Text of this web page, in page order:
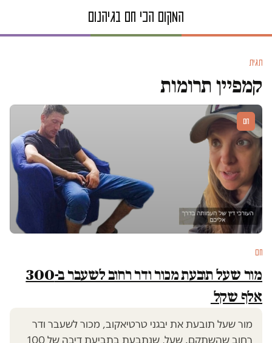
תגית
קמפיין תרומות
חם
חם
מור שעל תובעת מכור ודר רחוב לשעבר ב-300
אלף שקל
מור שעל תובעת את יבגני טרטיאקוב, מכור לשעבר ודר
רחוב שהשתקם. שעל, שנתבעת בתביעת דיבה של 100